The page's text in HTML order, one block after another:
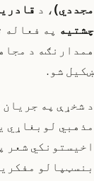
مجددي)، د
چشتیه په فعاله
همدارنګه د
ښکیل شو.
د شخړې په جریان
مذهبي لوبغاړي
اخیستونکي شعر
بنسټپالو